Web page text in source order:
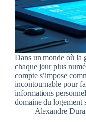
Dans un monde où la
chaque jour plus
compte s’impose
incontournable pour
informations
domaine du
Alexandre